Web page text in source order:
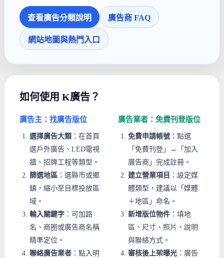
查看廣告分類說明 廣告商 FAQ
網站地圖與熱門入口
如何使用 K廣告？
廣告主：找廣告版位
選擇廣告大類 ：在首頁
選戶外廣告、LED電視
牆、招牌工程等類型。
篩選地區 ：選縣市或鄉
鎮，縮小至目標投放區
域。
輸入關鍵字 ：可加路
名、商圈或廣告商名稱
精準定位。
聯絡廣告業者 ：點入明
廣告業者：免費刊登版位
免費申請帳號 ：點選
「免費刊登」→「加入
廣告商」完成註冊。
建立營業項目 ：設定媒
體類型，建議以「媒體
＋地區」命名。
新增版位物件 ：填地
區、尺寸、照片、說明
與聯絡方式。
審核後上架曝光 ：廣告